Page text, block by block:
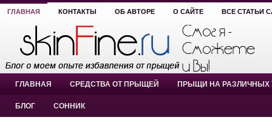
ГЛАВНАЯ КОНТАКТЫ ОБ АВТОРЕ О САЙТЕ ВСЕ СТАТЬИ
ГЛАВНАЯ СРЕДСТВА ОТ ПРЫЩЕЙ ПРЫЩИ НА РАЗЛИЧНЫХ
БЛОГ СОННИК